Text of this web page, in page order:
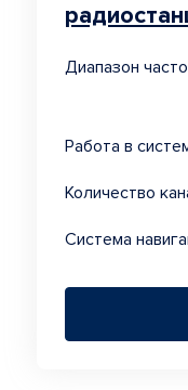
Диапазон
Работа в
Количество
Система